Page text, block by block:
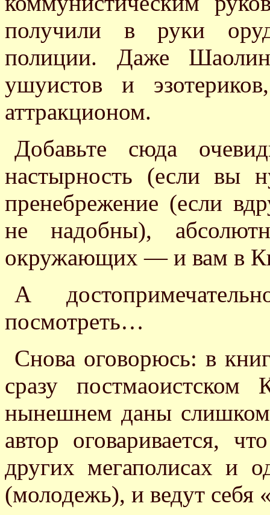
получили в руки
полиции. Даже
ушуистов и
аттракционом.
Добавьте сюда
настырность (если вы
пренебрежение (если
не надобны),
окружающих — и вам в
А
посмотреть…
Снова оговорюсь: в
сразу
нынешнем даны
автор оговаривается,
других мегаполисах и
(молодежь), и ведут себя